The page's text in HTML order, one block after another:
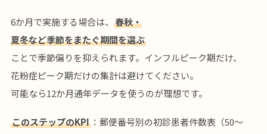
6か月で実施する場合は、 春秋・
夏冬など季節をまたぐ期間を選ぶ
ことで季節偏りを抑えられます。インフルピーク期だけ、
花粉症ピーク期だけの集計は避けてください。
可能なら12か月通年データを使うのが理想です。
このステップのKPI ：郵便番号別の初診患者件数表（50〜